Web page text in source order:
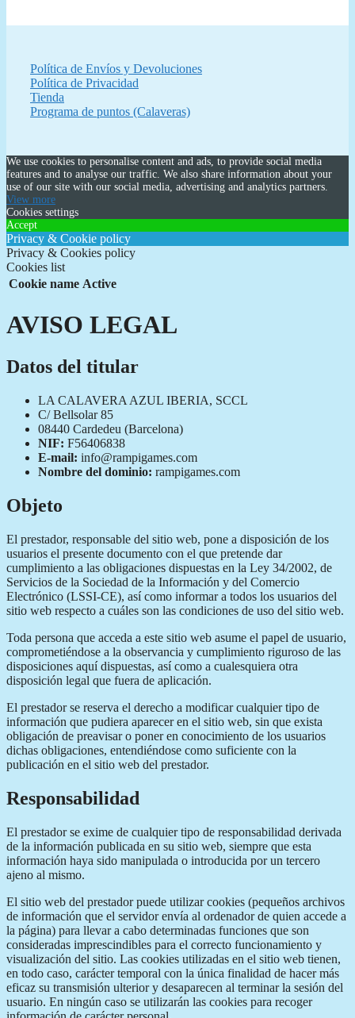
Política de Envíos y Devoluciones
Política de Privacidad
Tienda
Programa de puntos (Calaveras)
We use cookies to personalise content and ads, to provide social media
features and to analyse our traffic. We also share information about your
use of our site with our social media, advertising and analytics partners.
View more
Cookies settings
Accept
Privacy & Cookie policy
Privacy & Cookies policy
Cookies list
Cookie name Active
AVISO LEGAL
Datos del titular
LA CALAVERA AZUL IBERIA, SCCL
C/ Bellsolar 85
08440 Cardedeu (Barcelona)
NIF: F56406838
E-mail: info@rampigames.com
Nombre del dominio: rampigames.com
Objeto
El prestador, responsable del sitio web, pone a disposición de los
usuarios el presente documento con el que pretende dar
cumplimiento a las obligaciones dispuestas en la Ley 34/2002, de
Servicios de la Sociedad de la Información y del Comercio
Electrónico (LSSI-CE), así como informar a todos los usuarios del
sitio web respecto a cuáles son las condiciones de uso del sitio web.
Toda persona que acceda a este sitio web asume el papel de usuario,
comprometiéndose a la observancia y cumplimiento riguroso de las
disposiciones aquí dispuestas, así como a cualesquiera otra
disposición legal que fuera de aplicación.
El prestador se reserva el derecho a modificar cualquier tipo de
información que pudiera aparecer en el sitio web, sin que exista
obligación de preavisar o poner en conocimiento de los usuarios
dichas obligaciones, entendiéndose como suficiente con la
publicación en el sitio web del prestador.
Responsabilidad
El prestador se exime de cualquier tipo de responsabilidad derivada
de la información publicada en su sitio web, siempre que esta
información haya sido manipulada o introducida por un tercero
ajeno al mismo.
El sitio web del prestador puede utilizar cookies (pequeños archivos
de información que el servidor envía al ordenador de quien accede a
la página) para llevar a cabo determinadas funciones que son
consideradas imprescindibles para el correcto funcionamiento y
visualización del sitio. Las cookies utilizadas en el sitio web tienen,
en todo caso, carácter temporal con la única finalidad de hacer más
eficaz su transmisión ulterior y desaparecen al terminar la sesión del
usuario. En ningún caso se utilizarán las cookies para recoger